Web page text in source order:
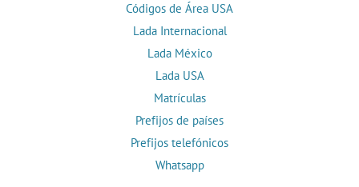
Códigos de Área USA
Lada Internacional
Lada México
Lada USA
Matrículas
Prefijos de países
Prefijos telefónicos
Whatsapp